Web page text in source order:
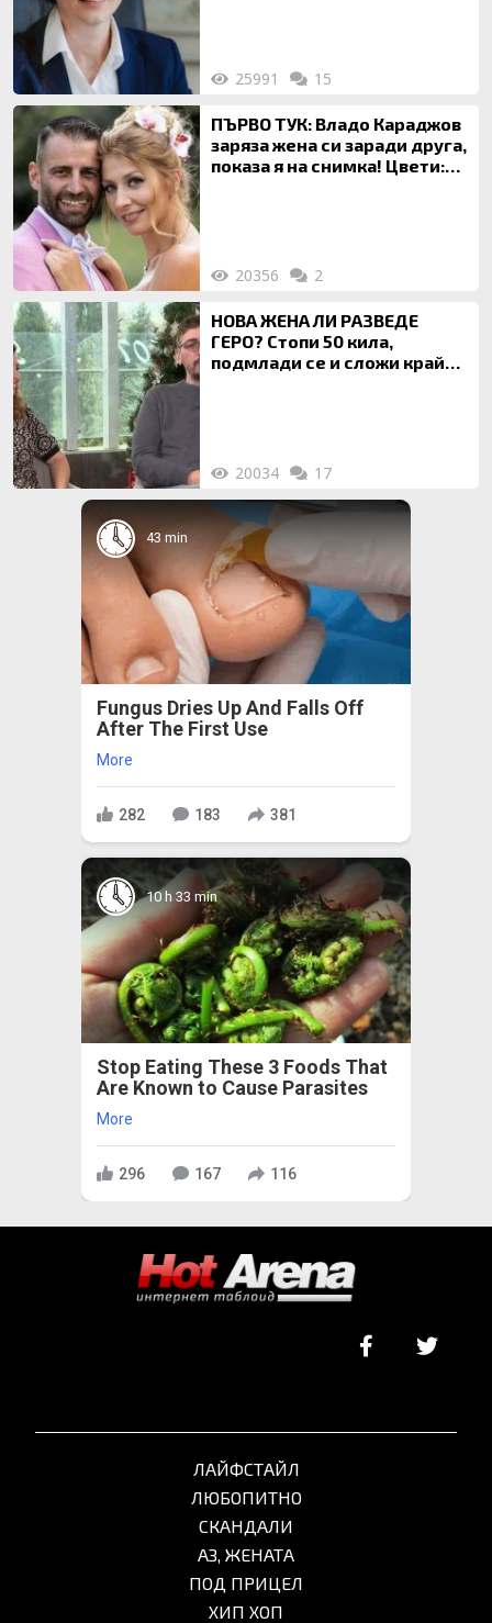
25991 15
ПЪРВО ТУК: Владо Караджов
заряза жена си заради друга,
показа я на снимка! Цвети:
20356 2
НОВА ЖЕНА ЛИ РАЗВЕДЕ
ГЕРО? Стопи 50 кила,
подмлади се и сложи край
20034 17
43 min
Fungus Dries Up And Falls Off
After The First Use
More
282 183 381
10 h 33 min
Stop Eating These 3 Foods That
Are Known to Cause Parasites
More
296 167 116
ЛАЙФСТАЙЛ
ЛЮБОПИТНО
СКАНДАЛИ
АЗ, ЖЕНАТА
ПОД ПРИЦЕЛ
ХИП ХОП